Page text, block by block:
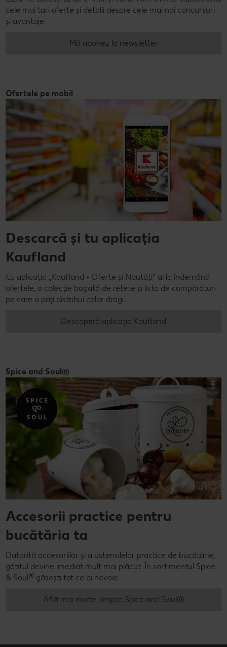
cele mai tari oferte și detalii despre cele mai noi concursuri
și avantaje.
Mă abonez la newsletter
Ofertele pe mobil
Descarcă și tu aplicația
Kaufland
Cu aplicația „Kaufland - Oferte și Noutăți” ai la îndemână
ofertele, o colecție bogată de rețete și lista de cumpărături
pe care o poți distribui celor dragi.
Descoperă aplicația Kaufland
Spice and Soul®
Accesorii practice pentru
bucătăria ta
Datorită accesoriilor și a ustensilelor practice de bucătărie,
gătitul devine imediat mult mai plăcut. În sortimentul Spice
& Soul® găsești tot ce ai nevoie.
Află mai multe despre Spice and Soul®